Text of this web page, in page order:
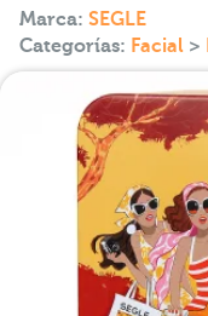
Marca: SEGLE
Categorías: Facial >